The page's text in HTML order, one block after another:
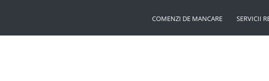
COMENZI DE MANCARE SERVICII